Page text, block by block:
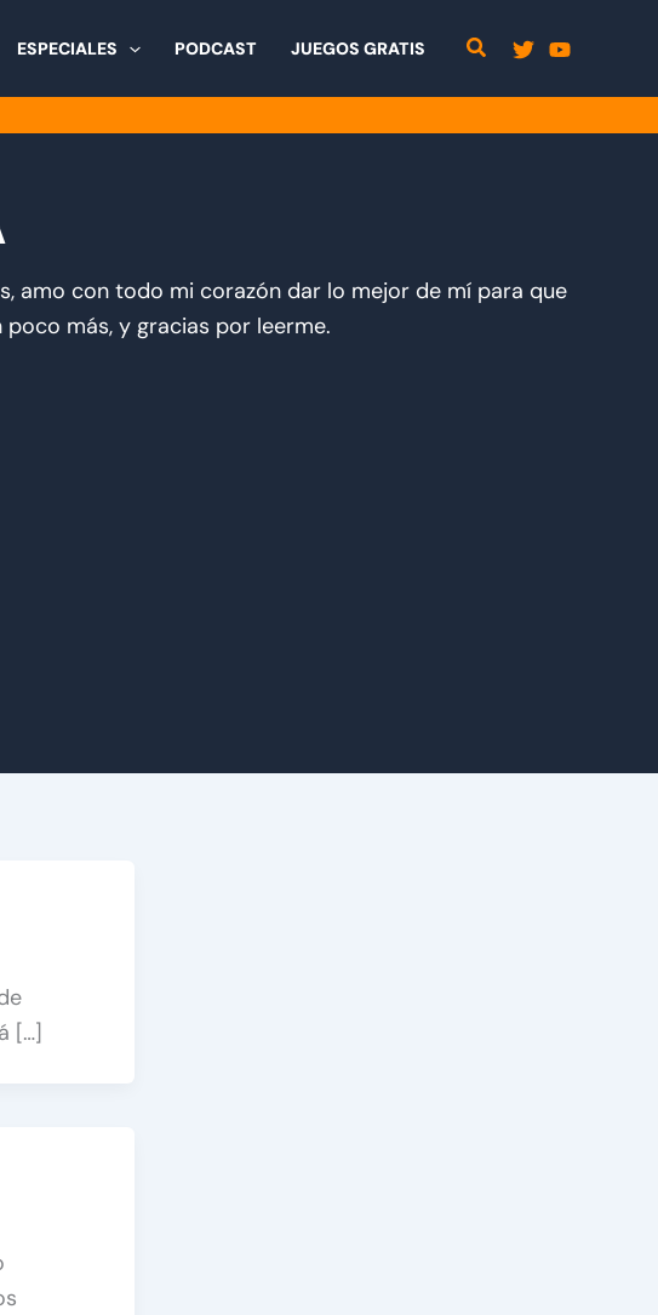
ESPECIALES PODCAST JUEGOS GRATIS
amo con todo mi corazón dar lo mejor de mí para que
más, y gracias por leerme.
[…]